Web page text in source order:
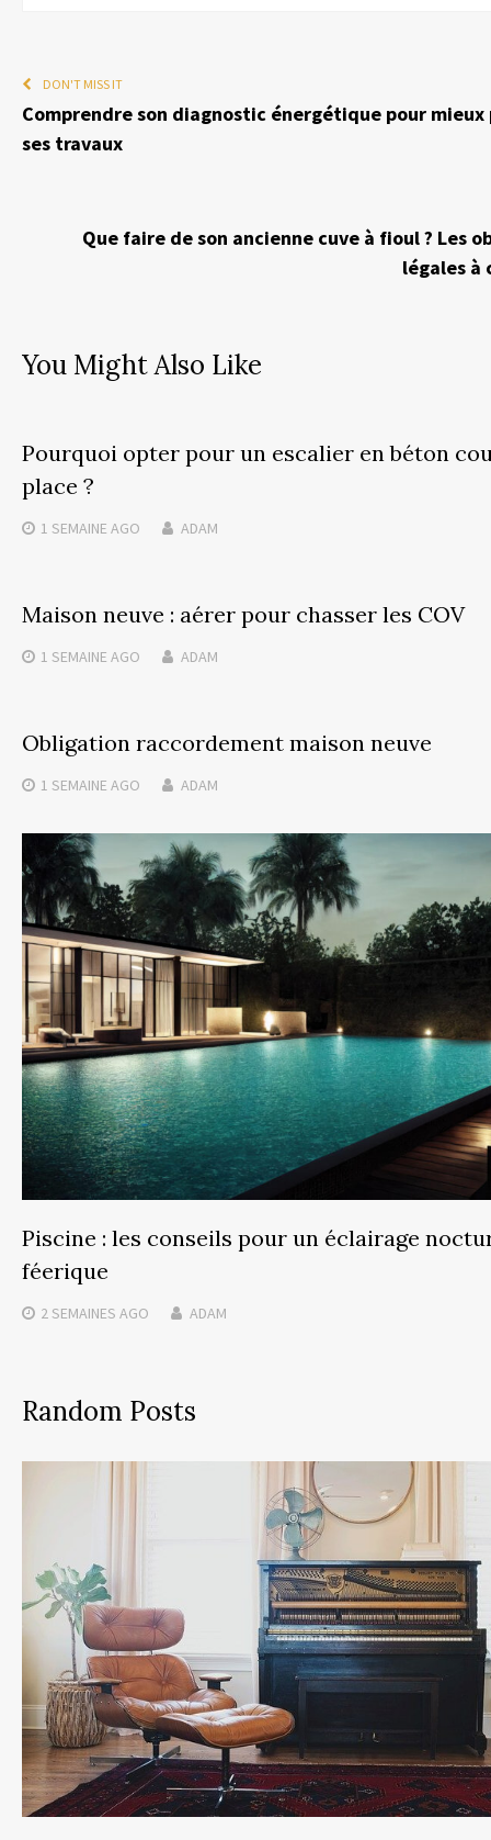
DON'T MISS IT
Comprendre son diagnostic énergétique pour
ses travaux
Que faire de son ancienne cuve à fioul ? Les
légales à
You Might Also Like
Pourquoi opter pour un escalier en béton
place ?
1 SEMAINE AGO ADAM
Maison neuve : aérer pour chasser les COV
1 SEMAINE AGO ADAM
Obligation raccordement maison neuve
1 SEMAINE AGO ADAM
Piscine : les conseils pour un éclairage
féerique
2 SEMAINES AGO ADAM
Random Posts